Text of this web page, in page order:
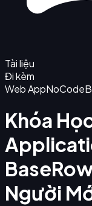
Tài liệu
Đi kèm
Web AppNoCode
Khóa
Người